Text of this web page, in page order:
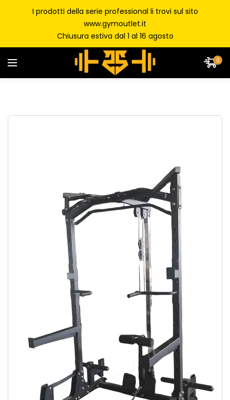
I prodotti della serie professional li trovi sul sito
www.gymoutlet.it
Chiusura estiva dal 1 al 16 agosto
0